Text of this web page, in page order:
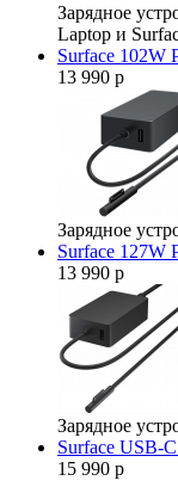
Зарядное
Laptop и
Surface 102W
13 990 р
Зарядное
Surface 127W
13 990 р
Зарядное
Surface USB-
15 990 р